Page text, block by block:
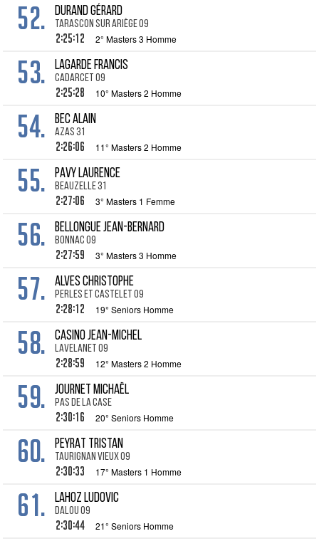
52. DURAND Gérard
Tarascon sur Ariège 09
2:25:12 2° Masters 3 Homme
53. LAGARDE Francis
Cadarcet 09
2:25:28 10° Masters 2 Homme
54. BEC Alain
Azas 31
2:26:06 11° Masters 2 Homme
55. PAVY Laurence
Beauzelle 31
2:27:06 3° Masters 1 Femme
56. BELLONGUE Jean-Bernard
Bonnac 09
2:27:59 3° Masters 3 Homme
57. ALVES Christophe
Perles et Castelet 09
2:28:12 19° Seniors Homme
58. CASINO Jean-Michel
Lavelanet 09
2:28:59 12° Masters 2 Homme
59. JOURNET Michaël
Pas de la Case
2:30:16 20° Seniors Homme
60. PEYRAT Tristan
Taurignan Vieux 09
2:30:33 17° Masters 1 Homme
61. LAHOZ Ludovic
Dalou 09
2:30:44 21° Seniors Homme